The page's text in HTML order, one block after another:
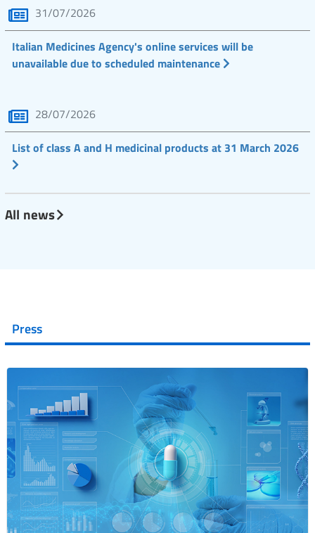
31/07/2026
Italian Medicines Agency's online services will be
unavailable due to scheduled maintenance
28/07/2026
List of class A and H medicinal products at 31 March 2026
All news
Press